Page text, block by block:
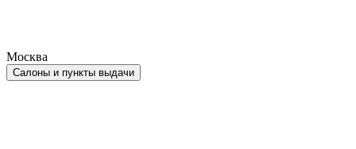
Москва
Салоны и пункты выдачи